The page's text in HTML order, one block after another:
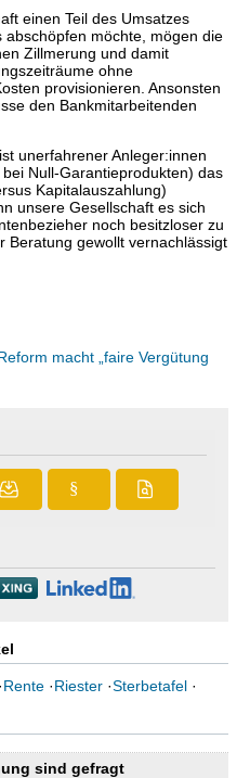
einen Teil des Umsatzes
möchte, mögen die
Zillmerung und damit
ohne
provisionieren. Ansonsten
den Bankmitarbeitenden
unerfahrener Anleger:innen
Null-Garantieprodukten) das
Kapitalauszahlung)
unsere Gesellschaft es sich
noch besitzloser zu
Beratung gewollt vernachlässigt
macht „faire Vergütung
§
·Rente ·Riester ·Sterbetafel ·
sind gefragt